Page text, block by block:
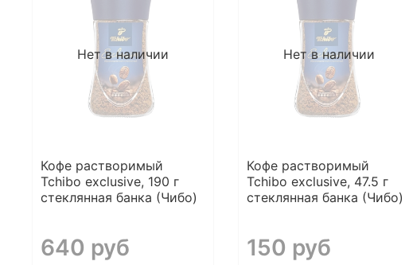
Нет в наличии
Кофе растворимый
Tchibo exclusive, 190 г
стеклянная банка (Чибо)
640 руб
Нет в наличии
Кофе растворимый
Tchibo exclusive, 47.5 г
стеклянная банка (Чибо)
150 руб